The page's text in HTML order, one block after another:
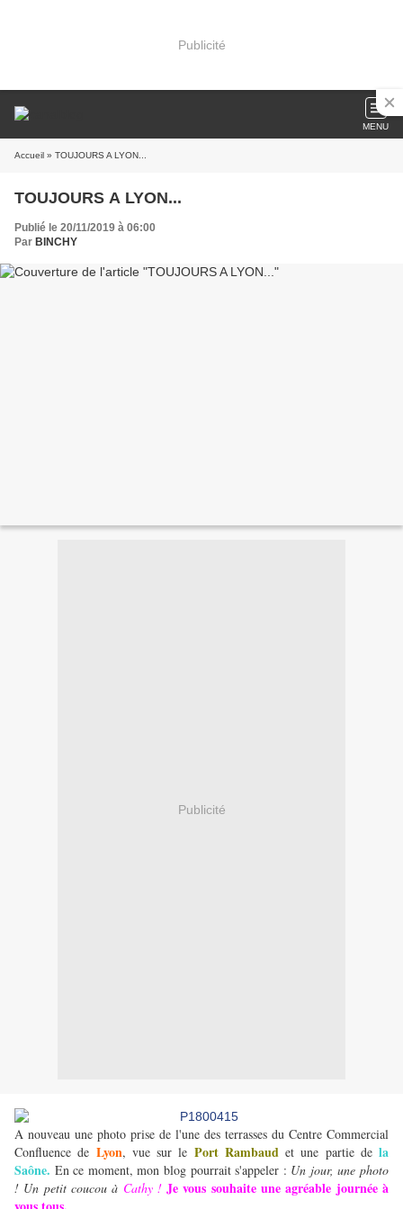
Publicité
MENU
Accueil » TOUJOURS A LYON...
TOUJOURS A LYON...
Publié le 20/11/2019 à 06:00
Par BINCHY
Publicité
A nouveau une photo prise de l'une des terrasses du Centre Commercial
Confluence de Lyon, vue sur le Port Rambaudet une partie de la
Saône. En ce moment, mon blog pourrait s'appeler : Un jour, une photo
! Un petit coucou à Cathy ! Je vous souhaite une agréable journée à